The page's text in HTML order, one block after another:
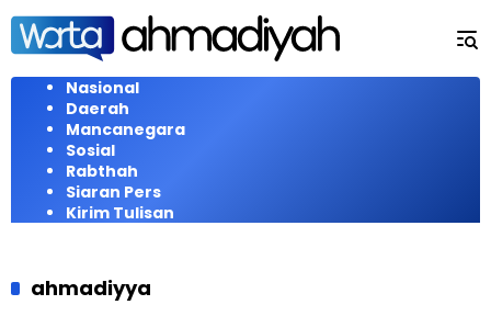
Langsung
konten
Nasional
Daerah
Mancanegara
Sosial
Rabthah
Siaran Pers
Kirim Tulisan
ahmadiyya